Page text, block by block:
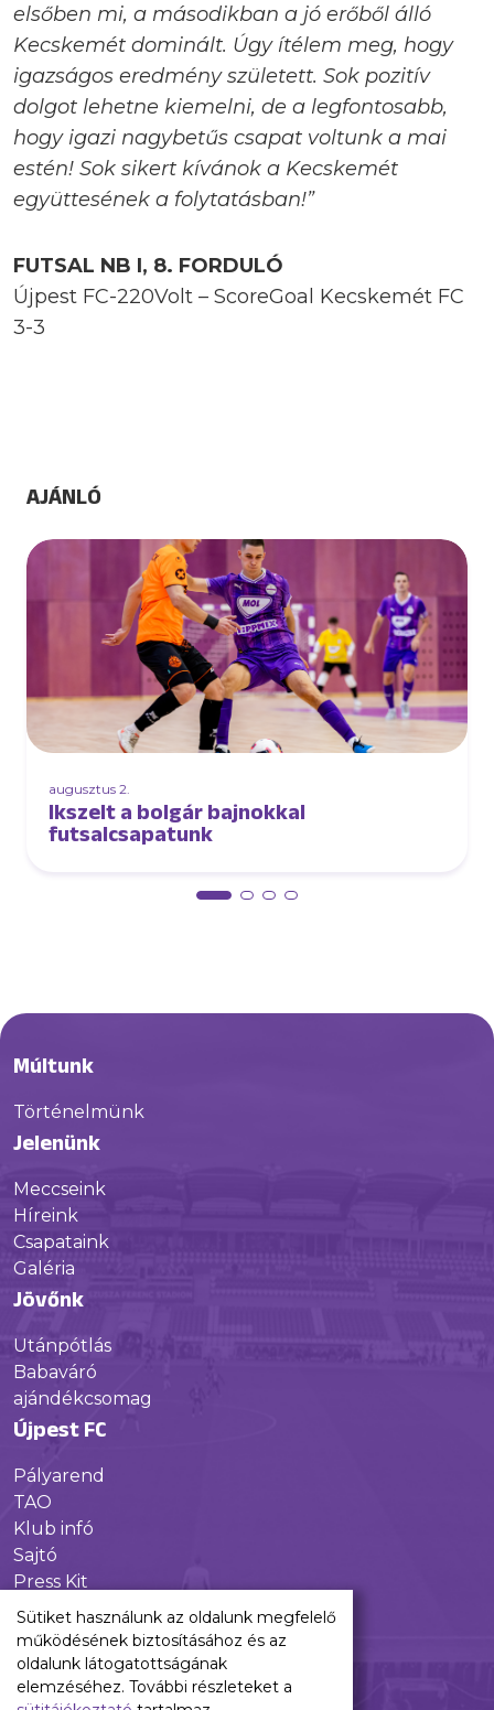
elsőben mi, a másodikban a jó erőből álló
Kecskemét dominált. Úgy ítélem meg, hogy
igazságos eredmény született. Sok pozitív
dolgot lehetne kiemelni, de a legfontosabb,
hogy igazi nagybetűs csapat voltunk a mai
estén! Sok sikert kívánok a Kecskemét
együttesének a folytatásban!”
FUTSAL NB I, 8. FORDULÓ
Újpest FC-220Volt – ScoreGoal Kecskemét FC
3-3
AJÁNLÓ
augusztus 2.
Ikszelt a bolgár bajnokkal
futsalcsapatunk
Múltunk
Történelmünk
Jelenünk
Meccseink
Híreink
Csapataink
Galéria
Jövőnk
Utánpótlás
Babaváró
ajándékcsomag
Újpest FC
Pályarend
TAO
Klub infó
Sajtó
Press Kit
Újpest FC Shop
Digitális felületeink
Facebook
Sütiket használunk az oldalunk megfelelő
működésének biztosításához és az
oldalunk látogatottságának
elemzéséhez. További részleteket a